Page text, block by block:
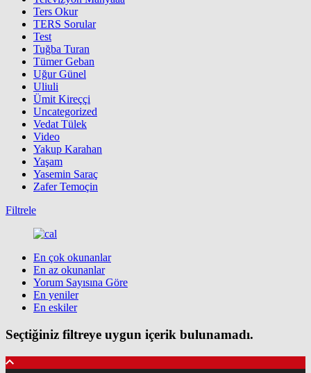
Ters Okur
TERS Sorular
Test
Tuğba Turan
Tümer Geban
Uğur Günel
Uliuli
Ümit Kireççi
Uncategorized
Vedat Tülek
Video
Yakup Karahan
Yaşam
Yasemin Saraç
Zafer Temoçin
Filtrele
En çok okunanlar
En az okunanlar
Yorum Sayısına Göre
En yeniler
En eskiler
Seçtiğiniz filtreye uygun içerik bulunamadı.